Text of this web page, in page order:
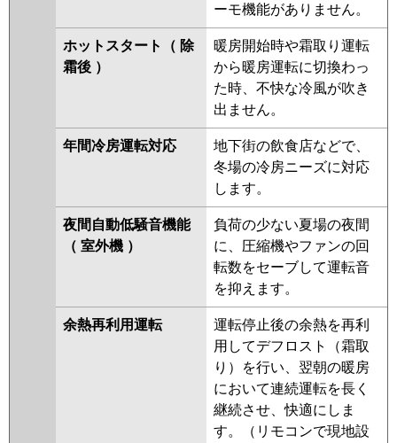
ーモ機能がありません。
ホットスタート（ 除
霜後 ）
暖房開始時や霜取り運転
から暖房運転に切換わっ
た時、不快な冷風が吹き
出ません。
年間冷房運転対応
地下街の飲食店などで、
冬場の冷房ニーズに対応
します。
夜間自動低騒音機能
（ 室外機 ）
負荷の少ない夏場の夜間
に、圧縮機やファンの回
転数をセーブして運転音
を抑えます。
余熱再利用運転
運転停止後の余熱を再利
用してデフロスト（霜取
り）を行い、翌朝の暖房
において連続運転を長く
継続させ、快適にしま
す。（リモコンで現地設